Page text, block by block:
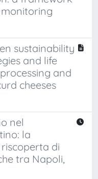
sustainability
and life
and
cheeses
nel
la
di
tra Napoli,